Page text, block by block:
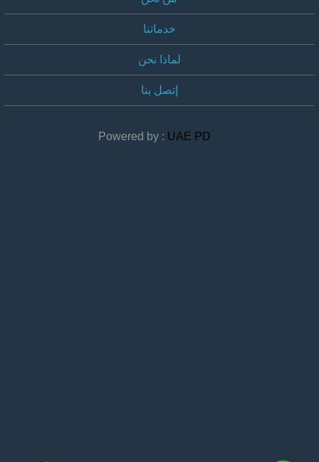
خدماتنا
لماذا نحن
إتصل بنا
Powered by : UAE PD